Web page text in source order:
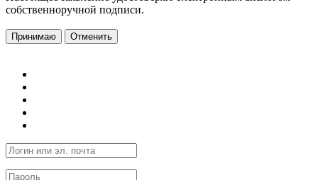
собственноручной подписи.
Принимаю Отменить